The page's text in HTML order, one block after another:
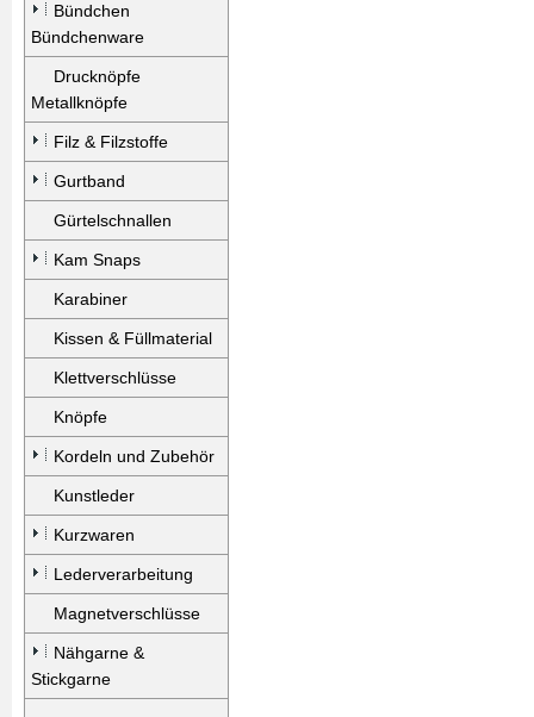
Bündchen
Bündchenware
Drucknöpfe
Metallknöpfe
Filz & Filzstoffe
Gurtband
Gürtelschnallen
Kam Snaps
Karabiner
Kissen & Füllmaterial
Klettverschlüsse
Knöpfe
Kordeln und Zubehör
Kunstleder
Kurzwaren
Lederverarbeitung
Magnetverschlüsse
Nähgarne &
Stickgarne